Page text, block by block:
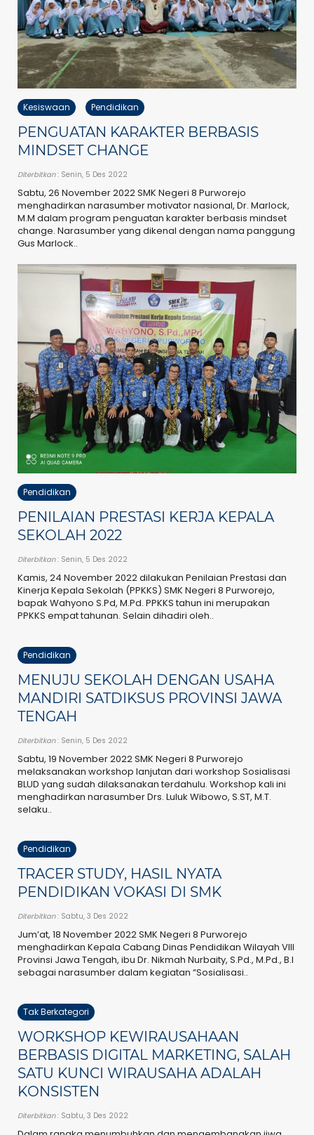
Kesiswaan Pendidikan
PENGUATAN KARAKTER BERBASIS
MINDSET CHANGE
Diterbitkan: Senin, 5 Des 2022
Sabtu, 26 November 2022 SMK Negeri 8 Purworejo
menghadirkan narasumber motivator nasional, Dr. Marlock,
M.M dalam program penguatan karakter berbasis mindset
change. Narasumber yang dikenal dengan nama panggung
Gus Marlock..
Pendidikan
PENILAIAN PRESTASI KERJA KEPALA
SEKOLAH 2022
Diterbitkan: Senin, 5 Des 2022
Kamis, 24 November 2022 dilakukan Penilaian Prestasi dan
Kinerja Kepala Sekolah (PPKKS) SMK Negeri 8 Purworejo,
bapak Wahyono S.Pd, M.Pd. PPKKS tahun ini merupakan
PPKKS empat tahunan. Selain dihadiri oleh..
Pendidikan
MENUJU SEKOLAH DENGAN USAHA
MANDIRI SATDIKSUS PROVINSI JAWA
TENGAH
Diterbitkan: Senin, 5 Des 2022
Sabtu, 19 November 2022 SMK Negeri 8 Purworejo
melaksanakan workshop lanjutan dari workshop Sosialisasi
BLUD yang sudah dilaksanakan terdahulu. Workshop kali ini
menghadirkan narasumber Drs. Luluk Wibowo, S.ST, M.T.
selaku..
Pendidikan
TRACER STUDY, HASIL NYATA
PENDIDIKAN VOKASI DI SMK
Diterbitkan: Sabtu, 3 Des 2022
Jum’at, 18 November 2022 SMK Negeri 8 Purworejo
menghadirkan Kepala Cabang Dinas Pendidikan Wilayah VIII
Provinsi Jawa Tengah, ibu Dr. Nikmah Nurbaity, S.Pd., M.Pd., B.I
sebagai narasumber dalam kegiatan “Sosialisasi..
Tak Berkategori
WORKSHOP KEWIRAUSAHAAN
BERBASIS DIGITAL MARKETING, SALAH
SATU KUNCI WIRAUSAHA ADALAH
KONSISTEN
Diterbitkan: Sabtu, 3 Des 2022